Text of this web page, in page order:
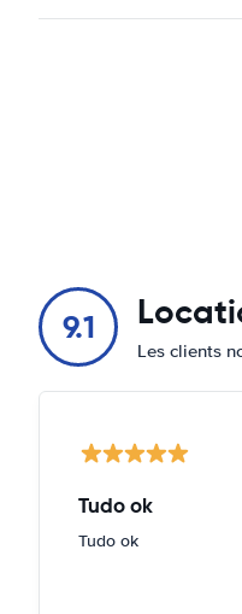
9.1
Les clients
Tudo ok
Tudo ok